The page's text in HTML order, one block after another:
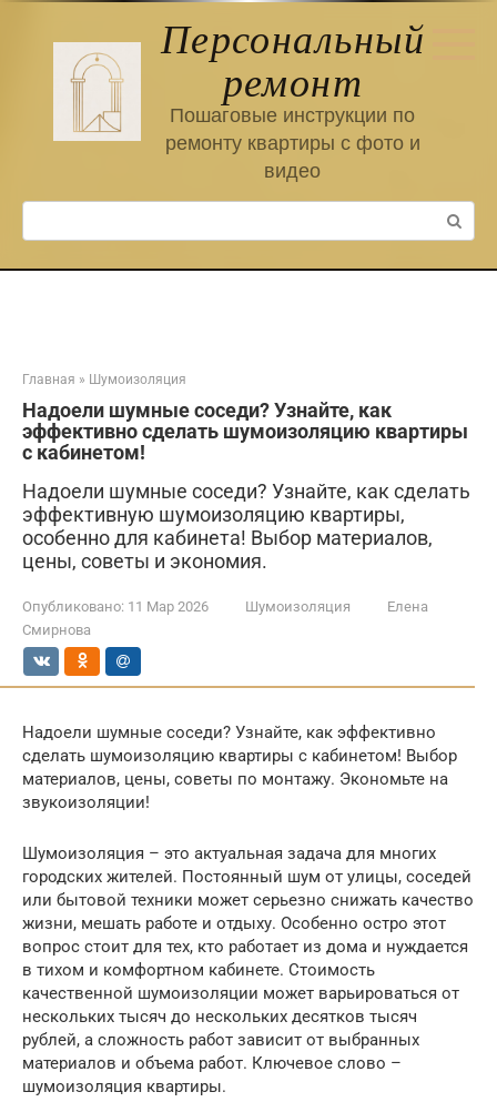
Персональный
ремонт
Пошаговые инструкции по
ремонту квартиры с фото и
видео
Поиск:
Главная » Шумоизоляция
Надоели шумные соседи? Узнайте, как
эффективно сделать шумоизоляцию квартиры
с кабинетом!
Надоели шумные соседи? Узнайте, как сделать
эффективную шумоизоляцию квартиры,
особенно для кабинета! Выбор материалов,
цены, советы и экономия.
Опубликовано: 11 Мар 2026 Шумоизоляция
Елена
Смирнова
Надоели шумные соседи? Узнайте, как эффективно
сделать шумоизоляцию квартиры с кабинетом! Выбор
материалов, цены, советы по монтажу. Экономьте на
звукоизоляции!
Шумоизоляция – это актуальная задача для многих
городских жителей. Постоянный шум от улицы, соседей
или бытовой техники может серьезно снижать качество
жизни, мешать работе и отдыху. Особенно остро этот
вопрос стоит для тех, кто работает из дома и нуждается
в тихом и комфортном кабинете. Стоимость
качественной шумоизоляции может варьироваться от
нескольких тысяч до нескольких десятков тысяч
рублей, а сложность работ зависит от выбранных
материалов и объема работ. Ключевое слово –
шумоизоляция квартиры.